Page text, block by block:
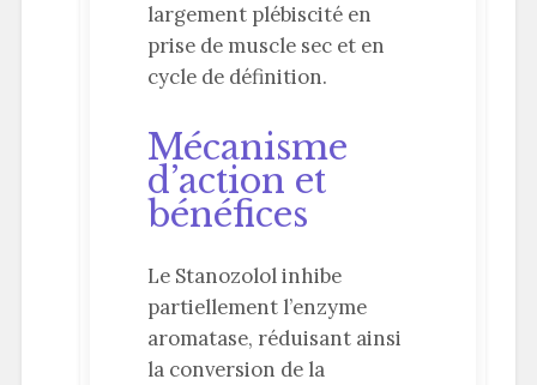
largement plébiscité en
prise de muscle sec et en
cycle de définition.
Mécanisme
d’action et
bénéfices
Le Stanozolol inhibe
partiellement l’enzyme
aromatase, réduisant ainsi
la conversion de la